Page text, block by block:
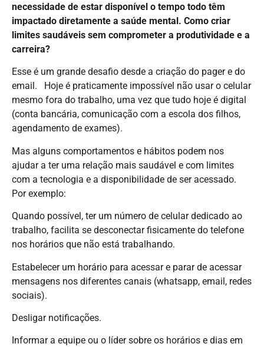
necessidade de estar disponível o tempo todo têm
impactado diretamente a saúde mental. Como criar
limites saudáveis sem comprometer a produtividade e a
carreira?
Esse é um grande desafio desde a criação do pager e do
email. Hoje é praticamente impossível não usar o celular
mesmo fora do trabalho, uma vez que tudo hoje é digital
(conta bancária, comunicação com a escola dos filhos,
agendamento de exames).
Mas alguns comportamentos e hábitos podem nos
ajudar a ter uma relação mais saudável e com limites
com a tecnologia e a disponibilidade de ser acessado.
Por exemplo:
Quando possível, ter um número de celular dedicado ao
trabalho, facilita se desconectar fisicamente do telefone
nos horários que não está trabalhando.
Estabelecer um horário para acessar e parar de acessar
mensagens nos diferentes canais (whatsapp, email, redes
sociais).
Desligar notificações.
Informar a equipe ou o líder sobre os horários e dias em